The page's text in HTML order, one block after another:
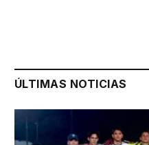
ÚLTIMAS NOTICIAS